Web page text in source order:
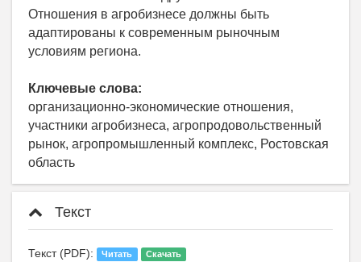
Отношения в агробизнесе должны быть
адаптированы к современным рыночным
условиям региона.
Ключевые слова:
организационно-экономические отношения,
участники агробизнеса, агропродовольственный
рынок, агропромышленный комплекс, Ростовская
область
Текст
Текст (PDF): Читать Скачать